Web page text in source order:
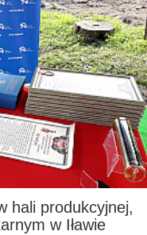
hali produkcyjnej,
w Iławie